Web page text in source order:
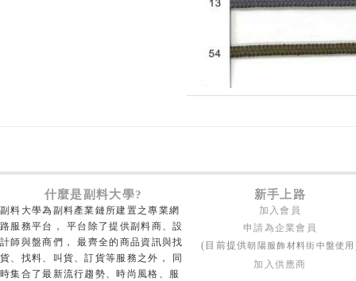
什麼是副料大學? 新手上路
副料大學為副料產業鏈所建置之專業網
路服務平台， 平台除了提供副料商、設
計師與盤商們， 最齊全的商品資訊與找
貨、找料、叫貨、訂貨等服務之外， 同
時集合了最新流行趨勢、時尚風格、服
加入會員
申請為企業會員
(目前提供朝陽服飾材料街中盤使用
加入供應商